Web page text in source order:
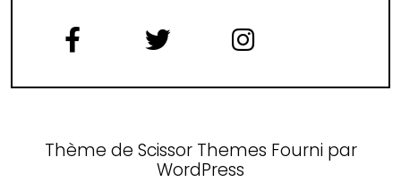
Thème de Scissor Themes Fourni par
WordPress